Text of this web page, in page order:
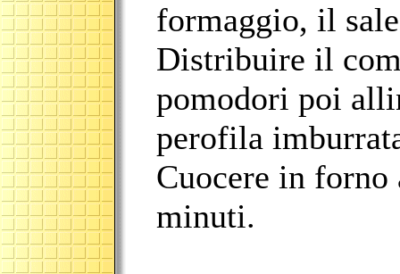
formaggio, il
Distribuire il
pomodori poi
perofila
Cuocere in forno
minuti.